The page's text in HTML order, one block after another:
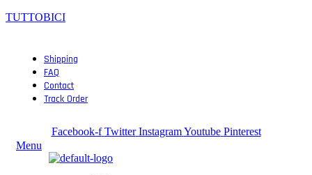
TUTTOBICI
Shipping
FAQ
Contact
Track Order
Facebook-f Twitter Instagram Youtube Pinterest
Menu